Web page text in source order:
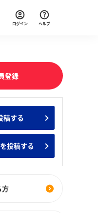
インターン人気企業ランキ
ベント一覧
ログイン ヘルプ
登録
稿する
投稿する
方